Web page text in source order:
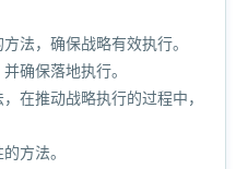
法，确保战略有效执行。
确保落地执行。
在推动战略执行的过程中，
方法。